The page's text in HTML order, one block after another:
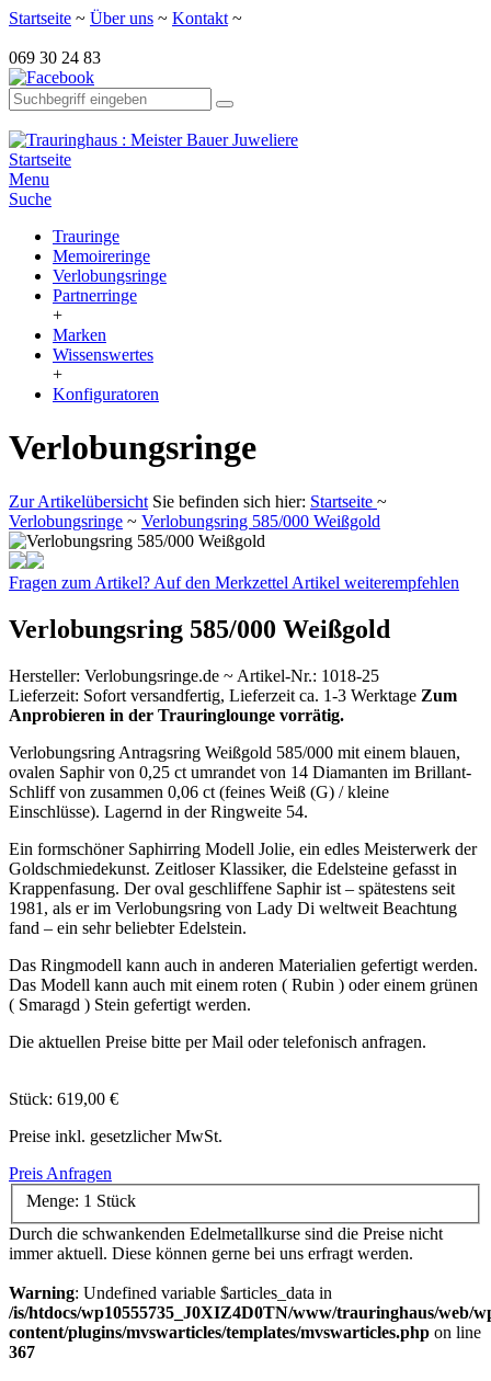
Startseite ~ Über uns ~ Kontakt ~
069 30 24 83
Startseite
Menu
Suche
Trauringe
Memoireringe
Verlobungsringe
Partnerringe
+
Marken
Wissenswertes
+
Konfiguratoren
Verlobungsringe
Zur Artikelübersicht Sie befinden sich hier: Startseite ~
Verlobungsringe ~ Verlobungsring 585/000 Weißgold
Fragen zum Artikel? Auf den Merkzettel Artikel weiterempfehlen
Verlobungsring 585/000 Weißgold
Hersteller: Verlobungsringe.de ~ Artikel-Nr.: 1018-25
Lieferzeit: Sofort versandfertig, Lieferzeit ca. 1-3 Werktage Zum
Anprobieren in der Trauringlounge vorrätig.
Verlobungsring Antragsring Weißgold 585/000 mit einem blauen,
ovalen Saphir von 0,25 ct umrandet von 14 Diamanten im Brillant-
Schliff von zusammen 0,06 ct (feines Weiß (G) / kleine
Einschlüsse). Lagernd in der Ringweite 54.
Ein formschöner Saphirring Modell Jolie, ein edles Meisterwerk der
Goldschmiedekunst. Zeitloser Klassiker, die Edelsteine gefasst in
Krappenfasung. Der oval geschliffene Saphir ist – spätestens seit
1981, als er im Verlobungsring von Lady Di weltweit Beachtung
fand – ein sehr beliebter Edelstein.
Das Ringmodell kann auch in anderen Materialien gefertigt werden.
Das Modell kann auch mit einem roten ( Rubin ) oder einem grünen
( Smaragd ) Stein gefertigt werden.
Die aktuellen Preise bitte per Mail oder telefonisch anfragen.
Stück: 619,00 €
Preise inkl. gesetzlicher MwSt.
Preis Anfragen
Menge: 1 Stück
Durch die schwankenden Edelmetallkurse sind die Preise nicht
immer aktuell. Diese können gerne bei uns erfragt werden.
Warning: Undefined variable $articles_data in
/is/htdocs/wp10555735_J0XIZ4D0TN/www/trauringhaus/web/
content/plugins/mvswarticles/templates/mvswarticles.php on line
367